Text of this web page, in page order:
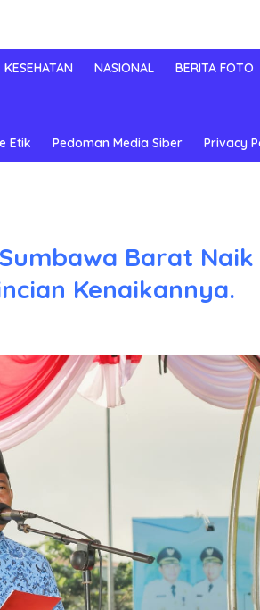
KESEHATAN NASIONAL BERITA FOTO
Etik Pedoman Media Siber Privacy
Barat Naik
Kenaikannya.